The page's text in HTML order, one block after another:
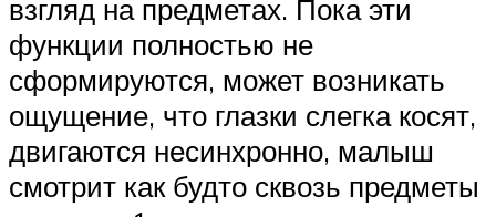
взгляд на предметах. Пока эти
функции полностью не
сформируются, может возникать
ощущение, что глазки слегка косят,
двигаются несинхронно, малыш
смотрит как будто сквозь предметы